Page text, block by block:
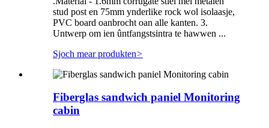
stud post en 75mm ynderlike rock wol isolaasje,
PVC board oanbrocht oan alle kanten. 3.
Untwerp om ien ûntfangstsintra te hawwen ...
Sjoch mear produkten>
Fiberglas sandwich paniel Monitoring
cabin